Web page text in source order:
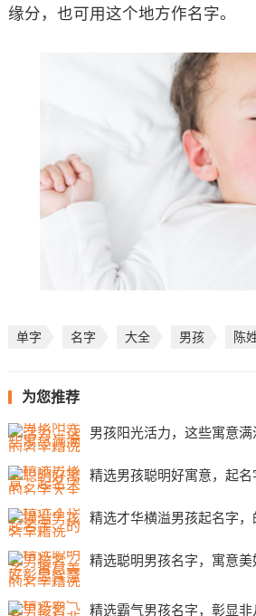
缘分，也可用这个地方作名字。
单字 名字 大全 男孩 陈
为您推荐
男孩阳光活力，这些寓意
精选男孩聪明好寓意，起
精选才华横溢男孩起名字
精选聪明男孩名字，寓意
精选霸气男孩名字，彰显非